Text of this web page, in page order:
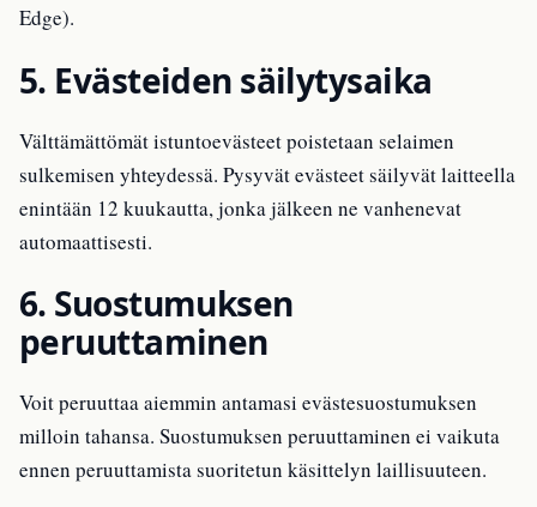
Edge).
5. Evästeiden säilytysaika
Välttämättömät istuntoevästeet poistetaan selaimen
sulkemisen yhteydessä. Pysyvät evästeet säilyvät laitteella
enintään 12 kuukautta, jonka jälkeen ne vanhenevat
automaattisesti.
6. Suostumuksen
peruuttaminen
Voit peruuttaa aiemmin antamasi evästesuostumuksen
milloin tahansa. Suostumuksen peruuttaminen ei vaikuta
ennen peruuttamista suoritetun käsittelyn laillisuuteen.